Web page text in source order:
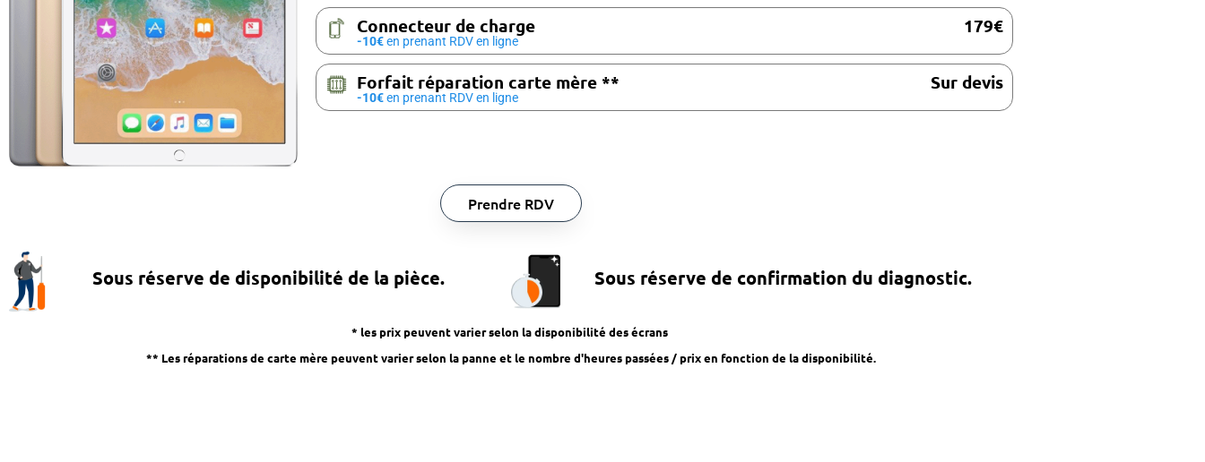
Connecteur de charge 179€
-10€en prenant RDV en ligne
Forfait réparation carte mère ** Sur devis
-10€en prenant RDV en ligne
Prendre RDV
Sous réserve de disponibilité de la pièce. Sous réserve de confirmation du diagnostic.
* les prix peuvent varier selon la disponibilité des écrans
** Les réparations de carte mère peuvent varier selon la panne et le nombre d'heures passées / prix en fonction de la disponibilité.